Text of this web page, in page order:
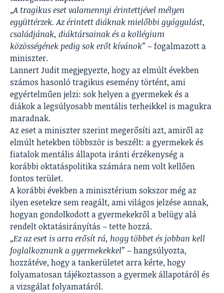
„A tragikus eset valamennyi érintettjével mélyen
együttérzek. Az érintett diáknak mielőbbi gyógyulást,
családjának, diáktársainak és a kollégium
közösségének pedig sok erőt kívánok” – fogalmazott a
miniszter.
Lannert Judit megjegyezte, hogy az elmúlt években
számos hasonló tragikus esemény történt, ami
egyértelműen jelzi: sok helyen a gyermekek és a
diákok a legsúlyosabb mentális terheikkel is magukra
maradnak.
Az eset a miniszter szerint megerősíti azt, amiről az
elmúlt hetekben többször is beszélt: a gyermekek és
fiatalok mentális állapota iránti érzékenység a
korábbi oktatáspolitika számára nem volt kellően
fontos terület.
A korábbi években a minisztérium sokszor még az
ilyen esetekre sem reagált, ami világos jelzése annak,
hogyan gondolkodott a gyermekekről a belügy alá
rendelt oktatásirányítás – tette hozzá.
„Ez az eset is arra erősít rá, hogy többet és jobban kell
foglalkoznunk a gyermekekkel” – hangsúlyozta,
hozzátéve, hogy a tankerületet arra kérte, hogy
folyamatosan tájékoztasson a gyermek állapotáról és
a vizsgálat folyamatáról.